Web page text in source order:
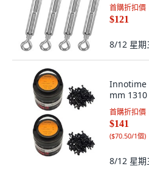
首購折扣價
$121
8/12 星期
Innotime
mm 1310
首購折扣價
$141
($70.50/1個)
8/12 星期